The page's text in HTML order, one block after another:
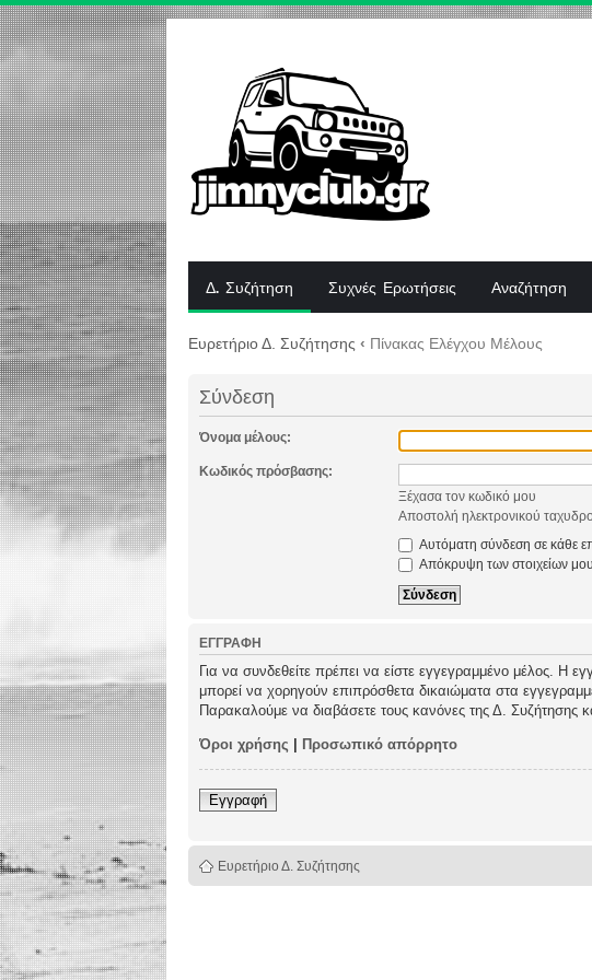
Δ. Συζήτηση Συχνές Ερωτήσεις Αναζήτηση
Ευρετήριο Δ. Συζήτησης ‹ Πίνακας Ελέγχου Μέλους
Σύνδεση
Όνομα μέλους:
Κωδικός πρόσβασης:
Ξέχασα τον κωδικό μου
Αποστολή ηλεκτρονικού
Αυτόματη σύνδεση σε κάθε
Απόκρυψη των στοιχείων
ΕΓΓΡΑΦΉ
Για να συνδεθείτε πρέπει να είστε εγγεγραμμένο μέλος. Η
μπορεί να χορηγούν επιπρόσθετα δικαιώματα στα
Παρακαλούμε να διαβάσετε τους κανόνες της Δ. Συζήτησης
Όροι χρήσης Προσωπικό απόρρητο
Εγγραφή
Ευρετήριο Δ. Συζήτησης